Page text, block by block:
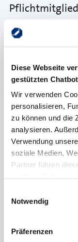
Diese Webseite
gestützten Chatbot
Wir verwenden
personalisieren,
zu können und die
analysieren.
Verwendung
soziale Medien,
Partner führen
gesammelt haben.
Notwendig
Präferenzen
möglich, für
sprechen.
Die
gewährleistet
die
großen
Dank dieser
fachlichen
Hauptamt
über eine
Akzeptanz